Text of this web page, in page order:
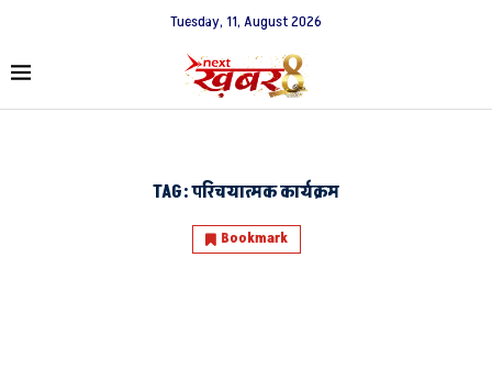
Tuesday, 11, August 2026
TAG:परिचयात्मक कार्यक्रम
Bookmark